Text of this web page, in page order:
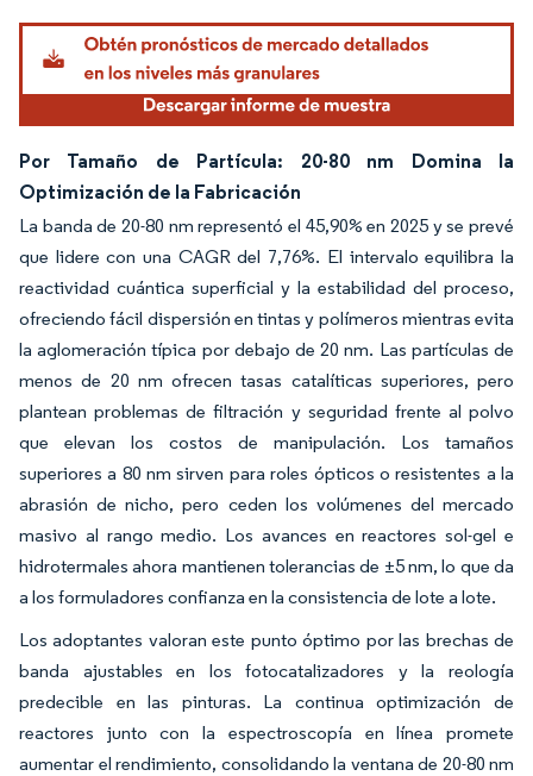
Por Tamaño de Partícula: 20-80 nm Domina la
Optimización de la Fabricación
La banda de 20-80 nm representó el 45,90% en 2025 y se prevé
que lidere con una CAGR del 7,76%. El intervalo equilibra la
reactividad cuántica superficial y la estabilidad del proceso,
ofreciendo fácil dispersión en tintas y polímeros mientras evita
la aglomeración típica por debajo de 20 nm. Las partículas de
menos de 20 nm ofrecen tasas catalíticas superiores, pero
plantean problemas de filtración y seguridad frente al polvo
que elevan los costos de manipulación. Los tamaños
superiores a 80 nm sirven para roles ópticos o resistentes a la
abrasión de nicho, pero ceden los volúmenes del mercado
masivo al rango medio. Los avances en reactores sol-gel e
hidrotermales ahora mantienen tolerancias de ±5 nm, lo que da
a los formuladores confianza en la consistencia de lote a lote.
Los adoptantes valoran este punto óptimo por las brechas de
banda ajustables en los fotocatalizadores y la reología
predecible en las pinturas. La continua optimización de
reactores junto con la espectroscopía en línea promete
aumentar el rendimiento, consolidando la ventana de 20-80 nm